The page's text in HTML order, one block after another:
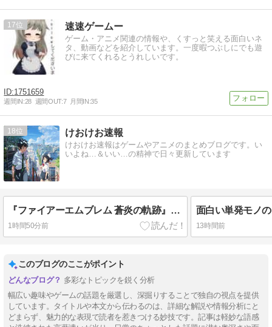
17 速速ゲームー
ゲーム・アニメ関連の情報や、くすっと笑える面白いネ
タ、動画などを紹介しています。一度暇つぶしにでも遊
びに来てくれるとうれしいです。
1751659
週間IN:28 週間OUT:7 月間IN:35
18 けおけお速報
けおけお速報はゲームやアニメのまとめブログです。い
いよね…＆いい…の精神で日々更新しています
『ファイアーエムブレム 蒼炎の軌跡』序盤の暗闇マップで斧使いがやられたんだけどもしかして永久離脱なの？
1時間50分前 13時間前
このブログのここがポイント
多彩なトピックを鋭く分析
幅広い趣味やゲームの話題を厳選し、深掘りすることで独自の視点を提供
しています。タイトルや本文から伝わるのは、詳細な解説や情報分析にと
どまらず、魅力的な表現で読者を惹きつける妙技です。記事は軽妙な語感